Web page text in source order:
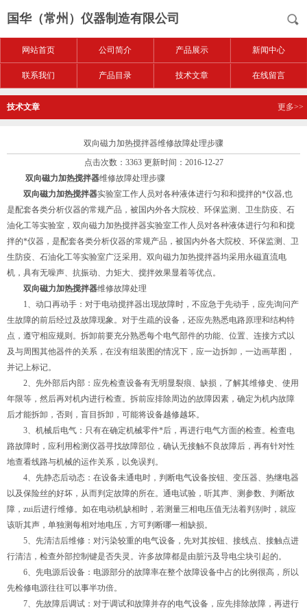
国华（常州）仪器制造有限公司
网站首页 公司简介 产品展示 新闻中心
联系我们 产品目录 技术文章 在线留言
技术文章 更多>>
双向磁力加热搅拌器维修故障处理步骤
点击次数：3363 更新时间：2016-12-27
双向磁力加热搅拌器维修故障处理步骤
双向磁力加热搅拌器实验室工作人员对各种液体进行匀和和搅拌的*仪器,也
是配套各类分析仪器的常规产品，被国内外各大院校、环保监测、卫生防疫、石
油化工等实验室，双向磁力加热搅拌器实验室工作人员对各种液体进行匀和和搅
拌的*仪器，是配套各类分析仪器的常规产品，被国内外各大院校、环保监测、卫
生防疫、石油化工等实验室广泛采用。双向磁力加热搅拌器均采用永磁直流电
机，具有无噪声、抗振动、力矩大、搅拌效果显着等优点。
双向磁力加热搅拌器维修故障处理
1、动口再动手：对于电动搅拌器出现故障时，不应急于先动手，应先询问产
生故障的前后经过及故障现象。对于生疏的设备，还应先熟悉电路原理和结构特
点，遵守相应规则。拆卸前要充分熟悉每个电气部件的功能、位置、连接方式以
及与周围其他器件的关系，在没有组装图的情况下，应一边拆卸，一边画草图，
并记上标记。
2、先外部后内部：应先检查设备有无明显裂痕、缺损，了解其维修史、使用
年限等，然后再对机内进行检查。拆前应排除周边的故障因素，确定为机内故障
后才能拆卸，否则，盲目拆卸，可能将设备越修越坏。
3、机械后电气：只有在确定机械零件*后，再进行电气方面的检查。检查电
路故障时，应利用检测仪器寻找故障部位，确认无接触不良故障后，再有针对性
地查看线路与机械的运作关系，以免误判。
4、先静态后动态：在设备未通电时，判断电气设备按钮、变压器、热继电器
以及保险丝的好坏，从而判定故障的所在。通电试验，听其声、测参数、判断故
障，zui后进行维修。如在电动机缺相时，若测量三相电压值无法着判别时，就应
该听其声，单独测每相对地电压，方可判断哪一相缺损。
5、先清洁后维修：对污染较重的电气设备，先对其按钮、接线点、接触点进
行清洁，检查外部控制键是否失灵。许多故障都是由脏污及导电尘块引起的。
6、先电源后设备：电源部分的故障率在整个故障设备中占的比例很高，所以
先检修电源往往可以事半功倍。
7、先故障后调试：对于调试和故障并存的电气设备，应先排除故障，再进行